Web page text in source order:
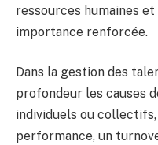
ressources humaines
importance renforcée.
Dans la gestion des
profondeur les causes
individuels ou
performance, un